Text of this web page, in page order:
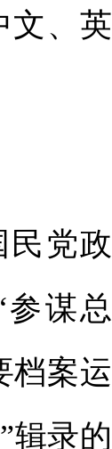
文、英
党政
谋总
档案运
辑录的